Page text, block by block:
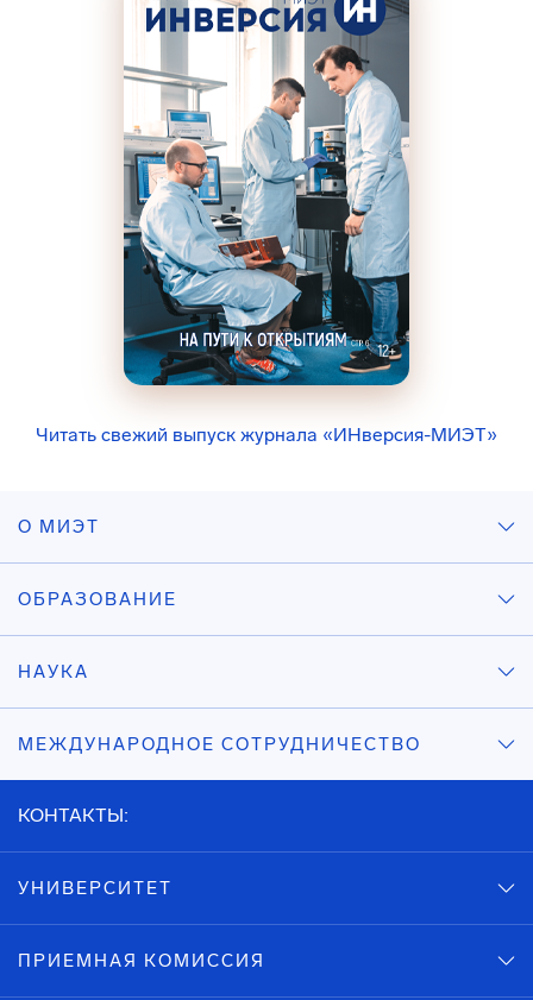
Читать свежий выпуск журнала «ИНверсия-МИЭТ»
О МИЭТ
ОБРАЗОВАНИЕ
НАУКА
МЕЖДУНАРОДНОЕ СОТРУДНИЧЕСТВО
КОНТАКТЫ:
УНИВЕРСИТЕТ
ПРИЕМНАЯ КОМИССИЯ